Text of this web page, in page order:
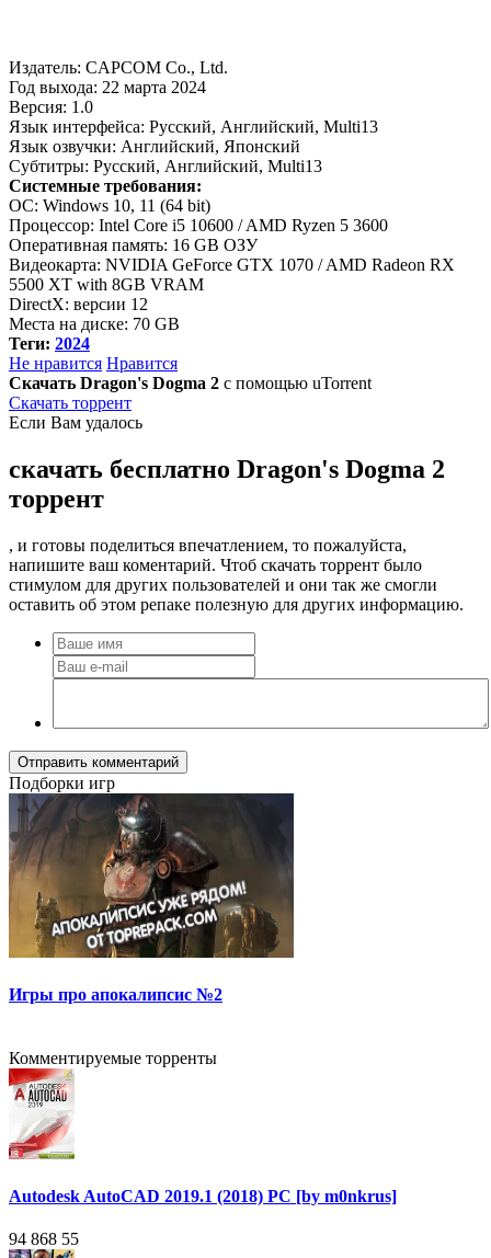
Издатель: CAPCOM Co., Ltd.
Год выхода: 22 марта 2024
Версия: 1.0
Язык интерфейса: Русский, Английский, Multi13
Язык озвучки: Английский, Японский
Субтитры: Русский, Английский, Multi13
Системные требования:
ОС: Windows 10, 11 (64 bit)
Процессор: Intel Core i5 10600 / AMD Ryzen 5 3600
Оперативная память: 16 GB ОЗУ
Видеокарта: NVIDIA GeForce GTX 1070 / AMD Radeon RX
5500 XT with 8GB VRAM
DirectX: версии 12
Места на диске: 70 GB
Теги: 2024
Не нравится Нравится
Скачать Dragon's Dogma 2 с помощью uTorrent
Скачать торрент
Если Вам удалось
скачать бесплатно Dragon's Dogma 2
торрент
, и готовы поделиться впечатлением, то пожалуйста,
напишите ваш коментарий. Чтоб скачать торрент было
стимулом для других пользователей и они так же смогли
оставить об этом репаке полезную для других информацию.
Отправить комментарий
Подборки игр
Игры про апокалипсис №2
Комментируемые торренты
Autodesk AutoCAD 2019.1 (2018) PC [by m0nkrus]
94 868 55